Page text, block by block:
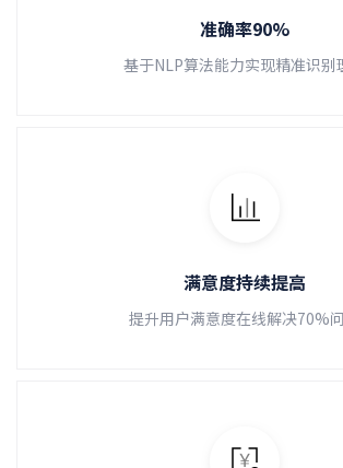
准确率90%
基于NLP算法能力实现精准识别
满意度持续提高
提升用户满意度在线解决70%